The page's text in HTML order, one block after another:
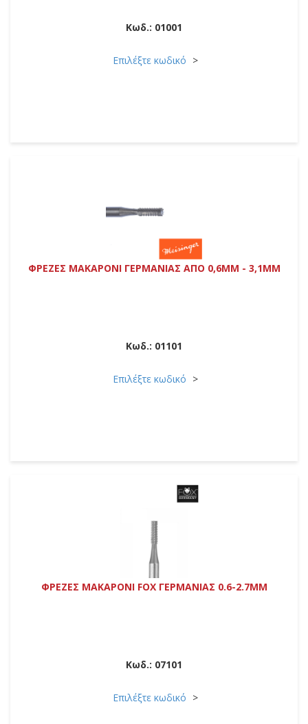
Κωδ.: 01001
Επιλέξτε κωδικό
ΦΡΕΖΕΣ ΜΑΚΑΡΟΝΙ ΓΕΡΜΑΝΙΑΣ ΑΠΟ 0,6MM - 3,1MM
Κωδ.: 01101
Επιλέξτε κωδικό
ΦΡΕΖΕΣ ΜΑΚΑΡΟΝΙ FOX ΓΕΡΜΑΝΙΑΣ 0.6-2.7MM
Κωδ.: 07101
Επιλέξτε κωδικό